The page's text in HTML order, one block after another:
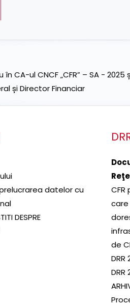
ul CNCF „CFR” – SA - 2025
și Director Financiar
datelor cu
DESPRE
care
de
DRR
DRR